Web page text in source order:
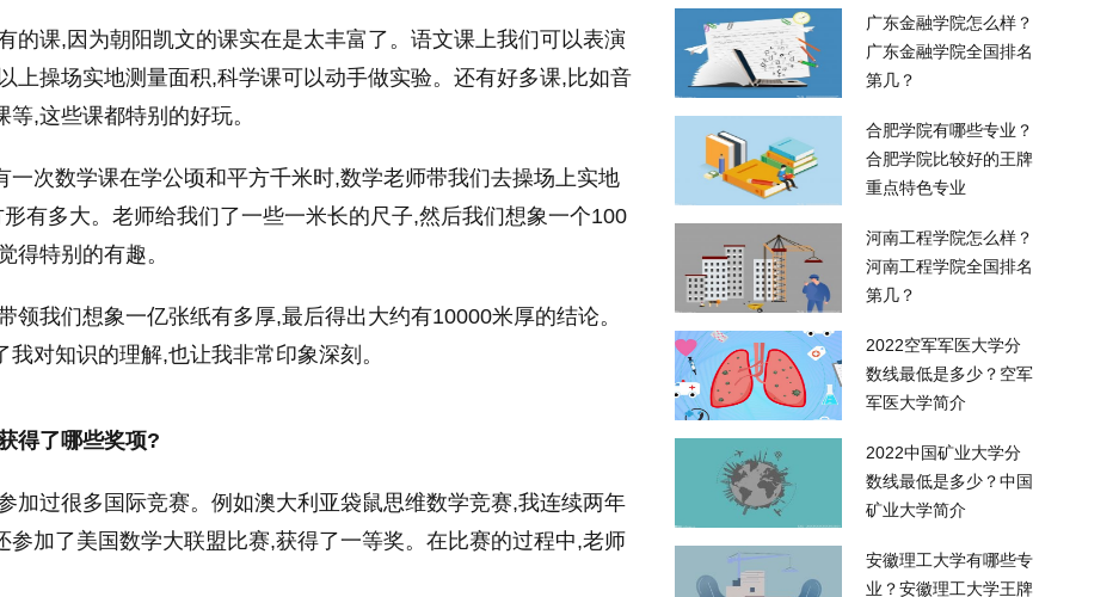
的课,因为朝阳凯文的课实在是太丰富了。语文课上我们可以表演
上操场实地测量面积,科学课可以动手做实验。还有好多课,比如音
,这些课都特别的好玩。
一次数学课在学公顷和平方千米时,数学老师带我们去操场上实地
有多大。老师给我们了一些一米长的尺子,然后我们想象一个100
得特别的有趣。
领我们想象一亿张纸有多厚,最后得出大约有10000米厚的结论。
对知识的理解,也让我非常印象深刻。
得了哪些奖项?
加过很多国际竞赛。例如澳大利亚袋鼠思维数学竞赛,我连续两年
参加了美国数学大联盟比赛,获得了一等奖。在比赛的过程中,老师
广东金融学院怎么样？
广东金融学院全国排名
第几？
合肥学院有哪些专业？
合肥学院比较好的王牌
重点特色专业
河南工程学院怎么样？
河南工程学院全国排名
第几？
2022空军军医大学分
数线最低是多少？空军
军医大学简介
2022中国矿业大学分
数线最低是多少？中国
矿业大学简介
安徽理工大学有哪些专
业？安徽理工大学王牌